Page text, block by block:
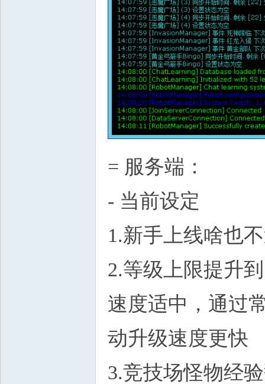
= 服务端：
- 当前设定
1.新手上线啥也
2.等级上限提升
速度适中，通过
动升级速度更快
3.竞技场怪物经